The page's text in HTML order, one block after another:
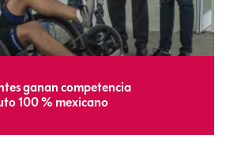
ganan competencia
100 % mexicano